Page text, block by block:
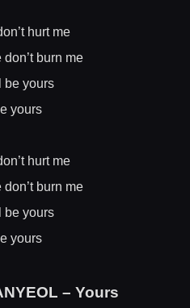
hurt me
burn me
be yours
yours
hurt me
burn me
be yours
yours
– Yours